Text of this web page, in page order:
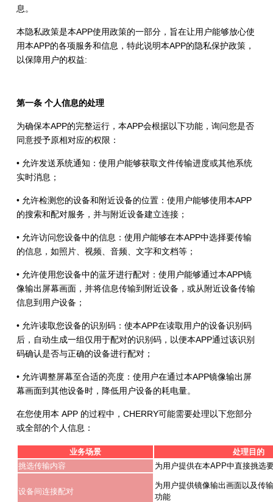
息。
本隐私政策是本APP使用政策的一部分，旨在让用户能够放心使
用本APP的各项服务和信息，特此说明本APP的隐私保护政策，
以保障用户的权益:
第一条 个人信息的处理
为确保本APP的完整运行，本APP会根据以下功能，询问您是否
同意授予原相对应的权限：
• 允许发送系统通知：使用户能够获取文件传输进度或其他系统
实时消息；
• 允许检测您的设备和附近设备的位置：使用户能够使用本APP
的搜索和配对服务，并与附近设备建立连接；
• 允许访问您设备中的信息：使用户能够在本APP中选择要传输
的信息，如照片、视频、音频、文字和文档等；
• 允许使用您设备中的蓝牙进行配对：使用户能够通过本APP镜
像输出屏幕画面，并将信息传输到附近设备，或从附近设备传输
信息到用户设备；
• 允许读取您设备的识别码：使本APP在读取用户的设备识别码
后，自动生成一组仅用于配对的识别码，以便本APP通过该识别
码确认是否与正确的设备进行配对；
• 允许调整屏幕至合适的亮度：使用户在通过本APP镜像输出屏
幕画面到其他设备时，降低用户设备的耗电量。
在您使用本 APP 的过程中，CHERRY可能需要处理以下您部分
或全部的个人信息：
业务场景
处理目的
挑选传输内容
为用户提供在本APP中直接挑选
设备间连接配对
为用户提供镜像输出画面以及传
功能